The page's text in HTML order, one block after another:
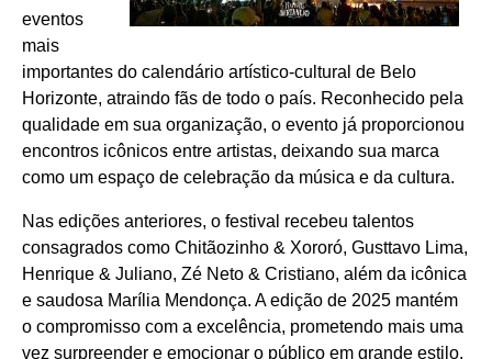
eventos
mais
importantes do calendário artístico-cultural de Belo
Horizonte, atraindo fãs de todo o país. Reconhecido pela
qualidade em sua organização, o evento já proporcionou
encontros icônicos entre artistas, deixando sua marca
como um espaço de celebração da música e da cultura.
Nas edições anteriores, o festival recebeu talentos
consagrados como Chitãozinho & Xororó, Gusttavo Lima,
Henrique & Juliano, Zé Neto & Cristiano, além da icônica
e saudosa Marília Mendonça. A edição de 2025 mantém
o compromisso com a excelência, prometendo mais uma
vez surpreender e emocionar o público em grande estilo.